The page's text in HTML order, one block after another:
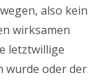
also kein
wirksamen
letztwillige
wurde oder der